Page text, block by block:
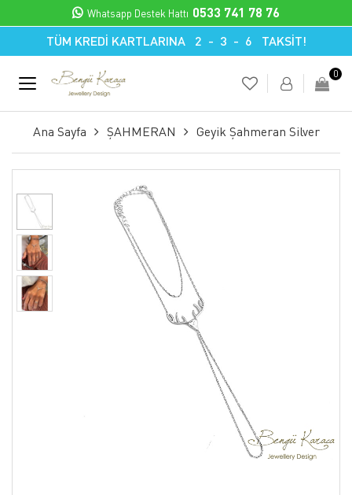
TÜM KREDİ KARTLARINA 2 - 3 - 6 TAKSİT!
Whatsapp Destek Hattı 0533 741 78 76
0
Ana Sayfa ŞAHMERAN Geyik Şahmeran Silver